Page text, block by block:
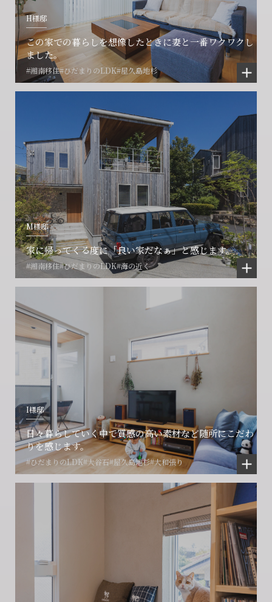
H様邸
この家での暮らしを想像したときに妻と一番ワクワクし
ました。
#湘南移住#ひだまりのLDK#屋久島地杉
M様邸
家に帰ってくる度に「良い家だなぁ」と感じます。
#湘南移住#ひだまりのLDK#海の近く
I様邸
日々暮らしていく中で質感の高い素材など随所にこだわ
りを感じます。
#ひだまりのLDK#大谷石#屋久島地杉#大和張り